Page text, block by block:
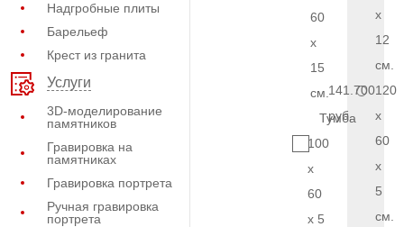
Надгробные плиты
Барельеф
Крест из гранита
Услуги
3D-моделирование
памятников
Гравировка на
памятниках
Гравировка портрета
Ручная гравировка
портрета
60
x
15
см.
Тумба
100
x
60
x 5
x
12
см.
141.700
руб.
120
x
60
x
5
см.